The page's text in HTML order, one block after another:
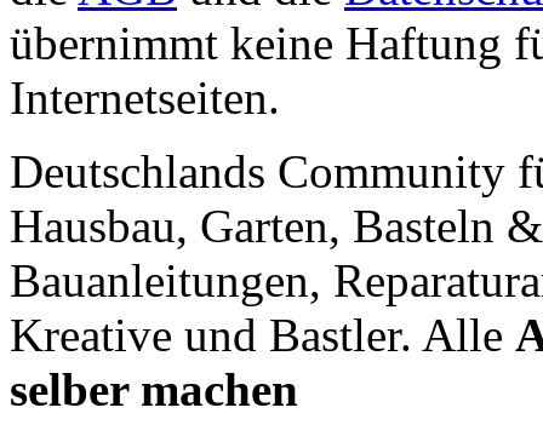
übernimmt keine Haftung
Internetseiten.
Deutschlands Community
Hausbau, Garten, Basteln
Bauanleitungen,
Kreative und Bastler. Alle
selber machen